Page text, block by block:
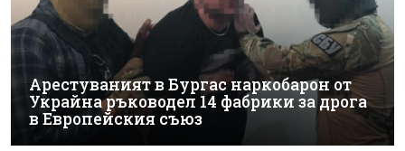
Арестуваният в Бургас наркобарон от
Украйна ръководел 14 фабрики за дрога
в Европейския съюз